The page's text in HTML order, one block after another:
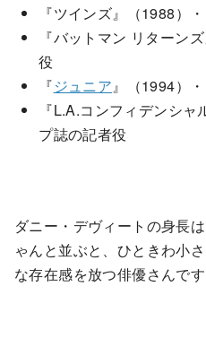
『ツインズ』（1988）
『バットマン リターン
役
『ジュニア』（1994）
『L.A.コンフィデンシ
プ誌の記者役
ダニー・デヴィートの身長は
ゃんと並ぶと、ひときわ小
な存在感を放つ俳優さんです